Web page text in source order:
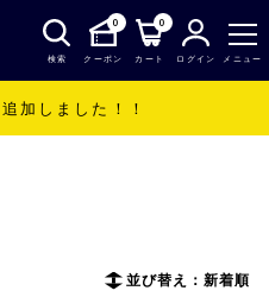
検索
0
クーポン
0
カート ログイン メニュー
加しました！！
並び替え：新着順